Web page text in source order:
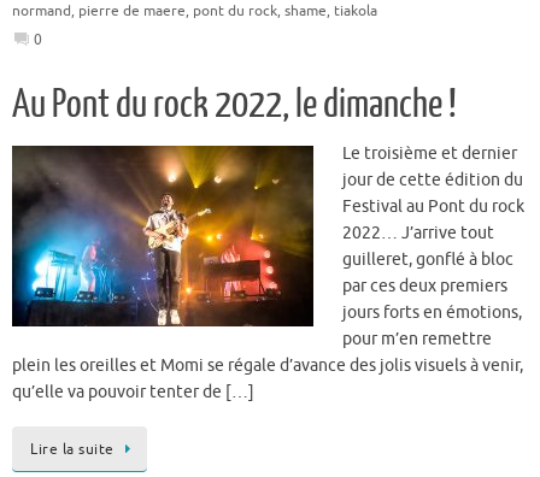
normand, pierre de maere, pont du rock, shame, tiakola
0
Au Pont du rock 2022, le dimanche !
Le troisième et dernier
jour de cette édition du
Festival au Pont du rock
2022… J’arrive tout
guilleret, gonflé à bloc
par ces deux premiers
jours forts en émotions,
pour m’en remettre
plein les oreilles et Momi se régale d’avance des jolis visuels à venir,
qu’elle va pouvoir tenter de […]
Lire la suite